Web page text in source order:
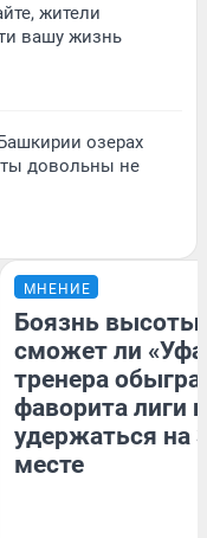
жители
вашу жизнь
озерах
довольны не
МНЕНИЕ
Боязнь высоты:
сможет ли
тренера
фаворита лиги и
удержаться на
месте